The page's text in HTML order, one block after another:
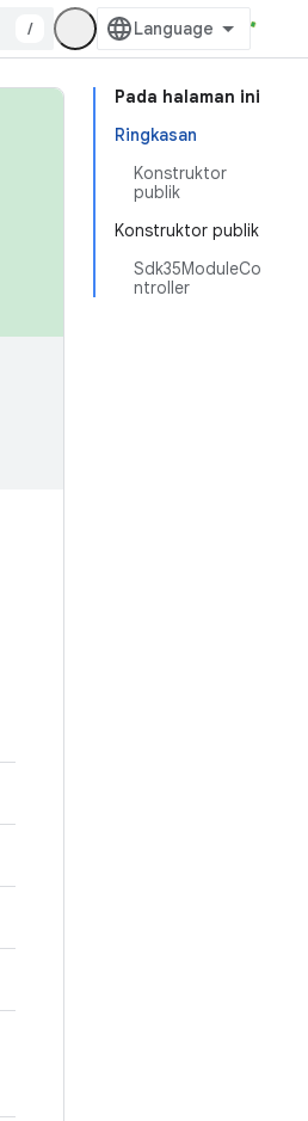
/
Pada halaman ini
Ringkasan
Konstruktor
publik
Konstruktor publik
Sdk35ModuleCo
ntroller